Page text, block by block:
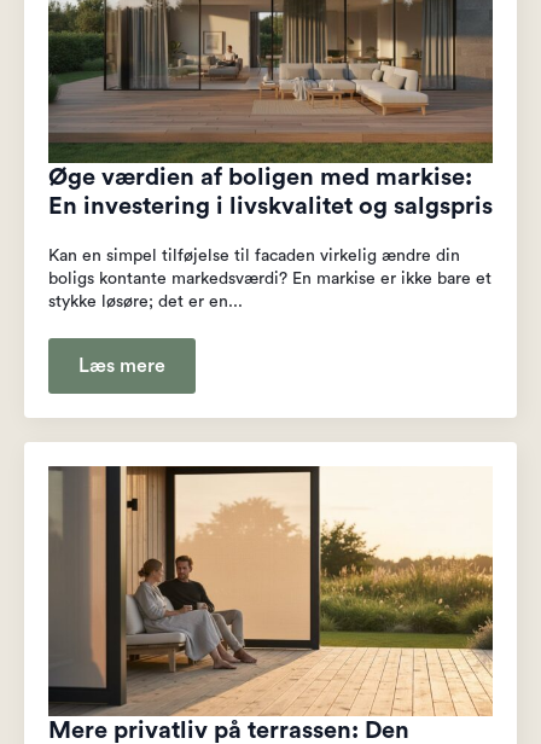
Øge værdien af boligen med markise:
En investering i livskvalitet og salgspris
Kan en simpel tilføjelse til facaden virkelig ændre din
boligs kontante markedsværdi? En markise er ikke bare et
stykke løsøre; det er en...
Læs mere
Mere privatliv på terrassen: Den